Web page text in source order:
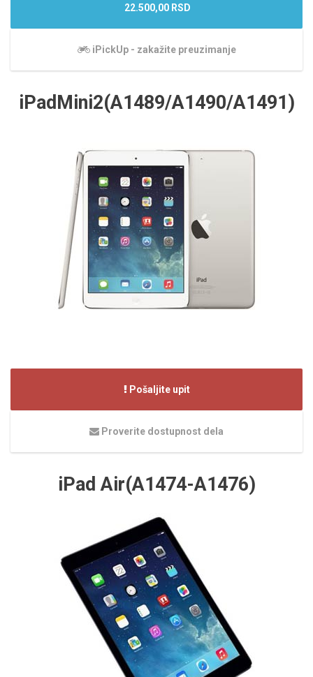
22.500,00 RSD
iPickUp - zakažite preuzimanje
iPadMini2(A1489/A1490/A1491)
Pošaljite upit
Proverite dostupnost dela
iPad Air(A1474-A1476)